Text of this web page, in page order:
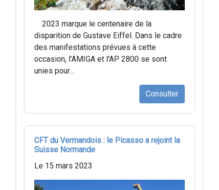
2023 marque le centenaire de la
disparition de Gustave Eiffel. Dans le cadre
des manifestations prévues à cette
occasion, l'AMIGA et l'AP 2800 se sont
unies pour…
Consulter
CFT du Vermandois : le Picasso a rejoint la
Suisse Normande
Le 15 mars 2023